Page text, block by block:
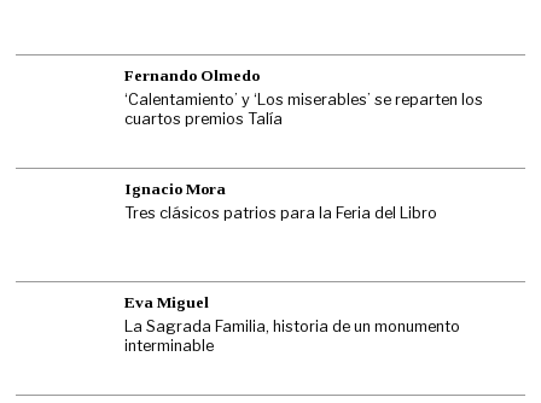
Fernando Olmedo
‘Calentamiento’ y ‘Los miserables’ se reparten los
cuartos premios Talía
Ignacio Mora
Tres clásicos patrios para la Feria del Libro
Eva Miguel
La Sagrada Familia, historia de un monumento
interminable